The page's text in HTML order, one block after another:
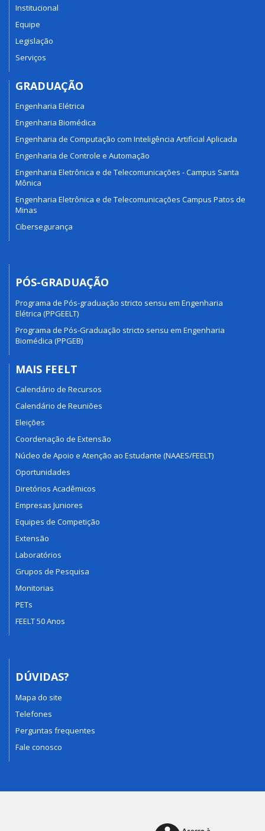
Institucional
Equipe
Legislação
Serviços
GRADUAÇÃO
Engenharia Elétrica
Engenharia Biomédica
Engenharia de Computação com Inteligência Artificial Aplicada
Engenharia de Controle e Automação
Engenharia Eletrônica e de Telecomunicações - Campus Santa
Mônica
Engenharia Eletrônica e de Telecomunicações Campus Patos de
Minas
Cibersegurança
PÓS-GRADUAÇÃO
Programa de Pós-graduação stricto sensu em Engenharia
Elétrica (PPGEELT)
Programa de Pós-Graduação stricto sensu em Engenharia
Biomédica (PPGEB)
MAIS FEELT
Calendário de Recursos
Calendário de Reuniões
Eleições
Coordenação de Extensão
Núcleo de Apoio e Atenção ao Estudante (NAAES/FEELT)
Oportunidades
Diretórios Acadêmicos
Empresas Juniores
Equipes de Competição
Extensão
Laboratórios
Grupos de Pesquisa
Monitorias
PETs
FEELT 50 Anos
DÚVIDAS?
Mapa do site
Telefones
Perguntas frequentes
Fale conosco